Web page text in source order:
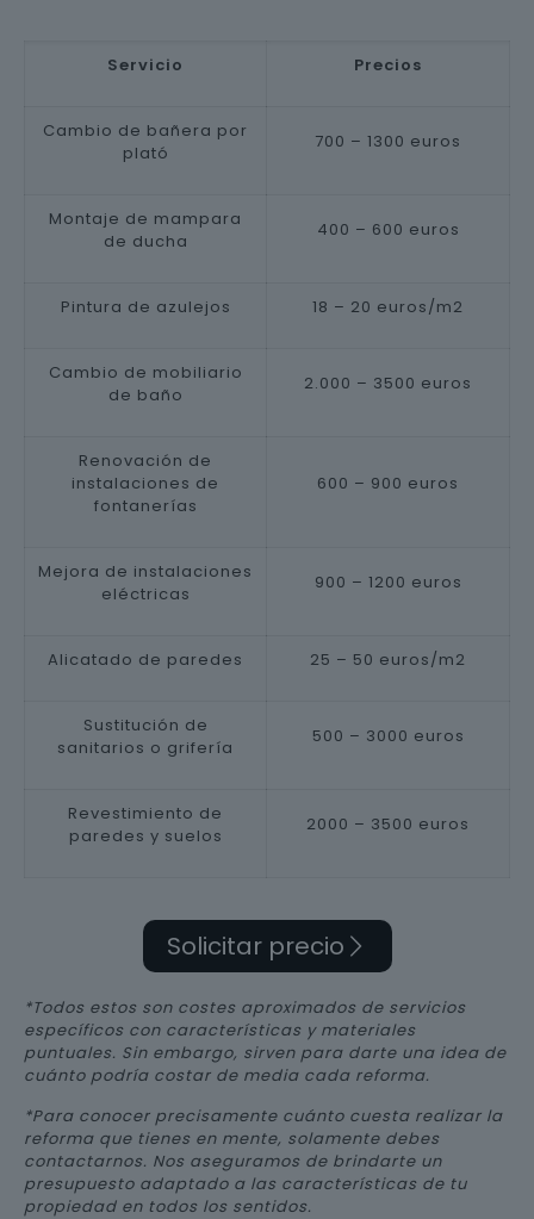
Servicio Precios
Cambio de bañera por
plató
700 – 1300 euros
Montaje de mampara
de ducha
400 – 600 euros
Pintura de azulejos 18 – 20 euros/m2
Cambio de mobiliario
de baño
2.000 – 3500 euros
Renovación de
instalaciones de
fontanerías
600 – 900 euros
Mejora de instalaciones
eléctricas
900 – 1200 euros
Alicatado de paredes 25 – 50 euros/m2
Sustitución de
sanitarios o grifería
500 – 3000 euros
Revestimiento de
paredes y suelos
2000 – 3500 euros
Solicitar precio
*Todos estos son costes aproximados de servicios
específicos con características y materiales
puntuales. Sin embargo, sirven para darte una idea de
cuánto podría costar de media cada reforma.
*Para conocer precisamente cuánto cuesta realizar la
reforma que tienes en mente, solamente debes
contactarnos. Nos aseguramos de brindarte un
presupuesto adaptado a las características de tu
propiedad en todos los sentidos.